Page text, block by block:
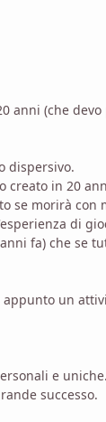
anni (che
dispersivo.
in 20
se morirà con
di
fa) che se
un
e uniche.
successo.